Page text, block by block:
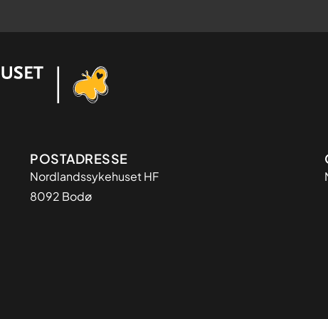
Adresse
POSTADRESSE
Nordlandssykehuset HF
8092 Bodø